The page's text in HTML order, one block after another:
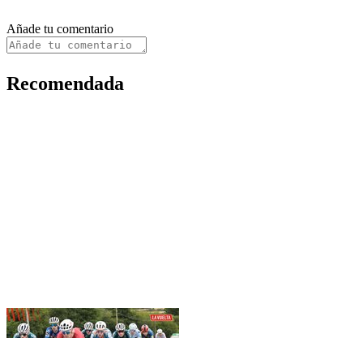
Añade tu comentario
Recomendada